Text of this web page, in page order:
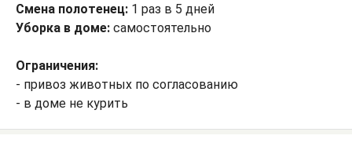
Смена полотенец: 1 раз в 5 дней
Уборка в доме: самостоятельно
Ограничения:
- привоз животных по согласованию
- в доме не курить